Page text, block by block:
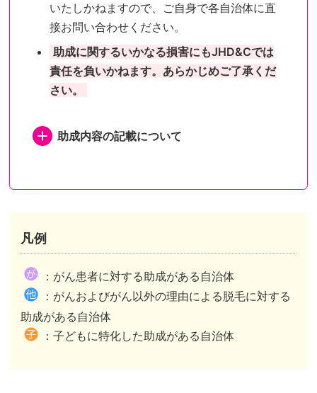
いたしかねますので、ご自身で各自治体に直
接お問い合わせください。
助成に関するいかなる損害にもJHD&Cでは
責任を負いかねます。あらかじめご了承くだ
さい。
助成内容の記載について
都道府県内市区町村が助成を行いその情報を都道府県がまとめたケースがあります。
市区町村独自の助成がある自治体は、自治体公式ホームページの助成事業ページまたは概要が記されたページへリンクしています。
市区町村独自の助成がない自治体は、自治体公式ホームページのトップページへリンクしています。
都道府県が行う助成との併用可、不可は市区町村によって異なります。
凡例
：がん患者に対する助成がある自治体
：がんおよびがん以外の理由による脱毛に対する
助成がある自治体
：子どもに特化した助成がある自治体